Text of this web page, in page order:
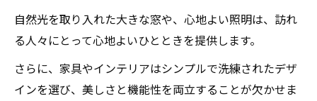
自然光を取り入れた大きな窓や、心地よい照明は、訪れ
る人々にとって心地よいひとときを提供します。
さらに、家具やインテリアはシンプルで洗練されたデザ
インを選び、美しさと機能性を両立することが欠かせま